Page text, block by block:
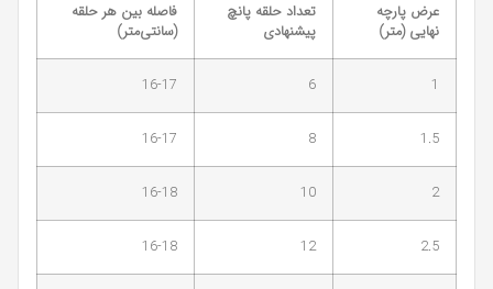
عرض پارچه
نهایی (متر)
تعداد حلقه پانچ
پیشنهادی
فاصله بین هر حلقه
(سانتی‌متر)
1
6
16-17
1.5
8
16-17
2
10
16-18
2.5
12
16-18